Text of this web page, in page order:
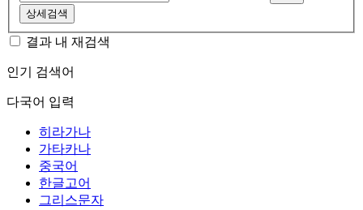
상세검색
결과 내 재검색
인기 검색어
다국어 입력
히라가나
가타카나
중국어
한글고어
그리스문자